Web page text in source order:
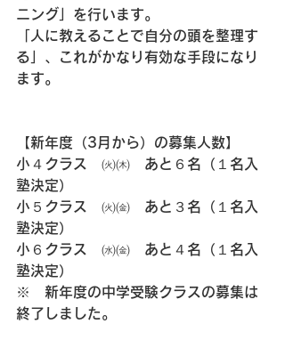
ニング」を行います。
「人に教えることで自分の頭を整理す
る」、これがかなり有効な手段になり
ます。
【新年度（3月から）の募集人数】
小４クラス　㈫㈭　あと６名（１名入
塾決定）
小５クラス　㈫㈮　あと３名（１名入
塾決定）
小６クラス　㈬㈮　あと４名（１名入
塾決定）
※　新年度の中学受験クラスの募集は
終了しました。